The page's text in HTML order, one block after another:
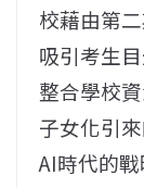
校藉由第
吸引考生
整合學校
子女化引
AI時代的